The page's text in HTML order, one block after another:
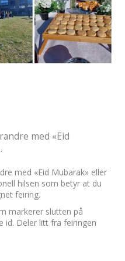
med «Eid
med «Eid Mubarak» eller
hilsen som betyr at du
feiring.
markerer slutten på
id. Deler litt fra feiringen